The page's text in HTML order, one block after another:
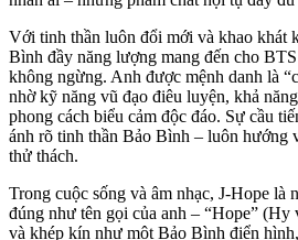
Với tinh thần luôn đổi mới và khao khát
Bình đầy năng lượng mang đến cho
không ngừng. Anh được mệnh danh là
nhờ kỹ năng vũ đạo điêu luyện, khả
phong cách biểu cảm độc đáo. Sự cầu
ánh rõ tinh thần Bảo Bình – luôn hướng
thử thách.
Trong cuộc sống và âm nhạc, J-Hope là
đúng như tên gọi của anh – “Hope”
và khép kín như một Bảo Bình điển